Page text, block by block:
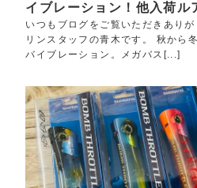
イブレーション！他入荷ル
いつもブログをご覧いただきあり
リンスタッフの青木です。 秋から
バイブレーション。メガバス[...]